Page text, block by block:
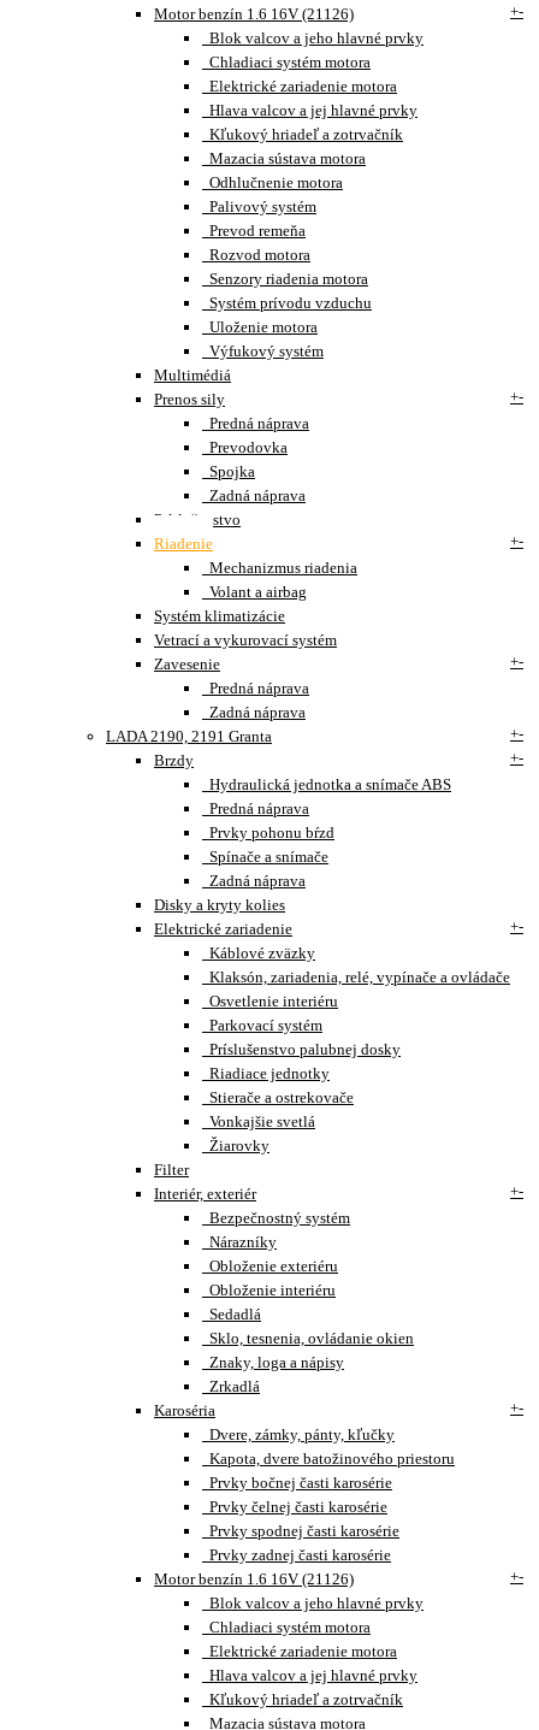
Motor benzín 1.6 16V (21126)
+-
Blok valcov a jeho hlavné prvky
Chladiaci systém motora
Elektrické zariadenie motora
Hlava valcov a jej hlavné prvky
Kľukový hriadeľ a zotrvačník
Mazacia sústava motora
Odhlučnenie motora
Palivový systém
Prevod remeňa
Rozvod motora
Senzory riadenia motora
Systém prívodu vzduchu
Uloženie motora
Výfukový systém
Multimédiá
Prenos sily
+-
Predná náprava
Prevodovka
Spojka
Zadná náprava
Príslušenstvo
Riadenie
+-
Mechanizmus riadenia
Volant a airbag
Systém klimatizácie
Vetrací a vykurovací systém
Zavesenie
+-
Predná náprava
Zadná náprava
LADA 2190, 2191 Granta
+-
Brzdy
+-
Hydraulická jednotka a snímače ABS
Predná náprava
Prvky pohonu bŕzd
Spínače a snímače
Zadná náprava
Disky a kryty kolies
Elektrické zariadenie
+-
Káblové zväzky
Klaksón, zariadenia, relé, vypínače a ovládače
Osvetlenie interiéru
Parkovací systém
Príslušenstvo palubnej dosky
Riadiace jednotky
Stierače a ostrekovače
Vonkajšie svetlá
Žiarovky
Filter
Interiér, exteriér
+-
Bezpečnostný systém
Nárazníky
Obloženie exteriéru
Obloženie interiéru
Sedadlá
Sklo, tesnenia, ovládanie okien
Znaky, loga a nápisy
Zrkadlá
Karoséria
+-
Dvere, zámky, pánty, kľučky
Kapota, dvere batožinového priestoru
Prvky bočnej časti karosérie
Prvky čelnej časti karosérie
Prvky spodnej časti karosérie
Prvky zadnej časti karosérie
Motor benzín 1.6 16V (21126)
+-
Blok valcov a jeho hlavné prvky
Chladiaci systém motora
Elektrické zariadenie motora
Hlava valcov a jej hlavné prvky
Kľukový hriadeľ a zotrvačník
Mazacia sústava motora